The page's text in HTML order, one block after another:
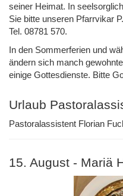
seiner Heimat. In
Sie bitte unseren Pfarrvikar
Tel. 08781 570.
In den Sommerferien und
ändern sich manch
einige Gottesdienste. Bitte
Urlaub
Pastoralassistent Florian
15. August - Mariä